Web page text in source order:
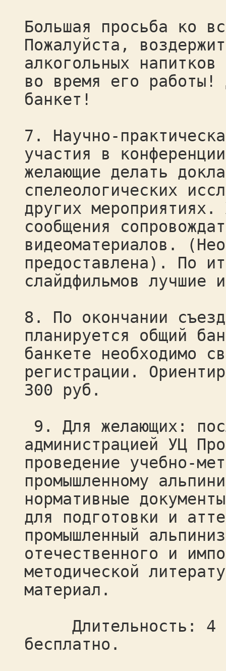
Большая просьба ко
Пожалуйста,
алкогольных
во время его работы!
банкет!
7. Научно-
участия в
желающие делать
спелеологических
других мероприятиях.
сообщения
видеоматериалов.
предоставлена). По
слайдфильмов лучшие
8. По окончании
планируется общий
банкете необходимо
регистрации.
300 руб.
9. Для желающих:
администрацией УЦ
проведение учебно-
промышленному
нормативные
для подготовки и
промышленный
отечественного и
методической
материал.
Длительность: 4
бесплатно.